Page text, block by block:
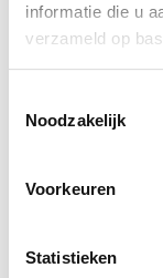
informatie die u
verzameld op
Noodzakelijk
Voorkeuren
Statistieken
maken van een